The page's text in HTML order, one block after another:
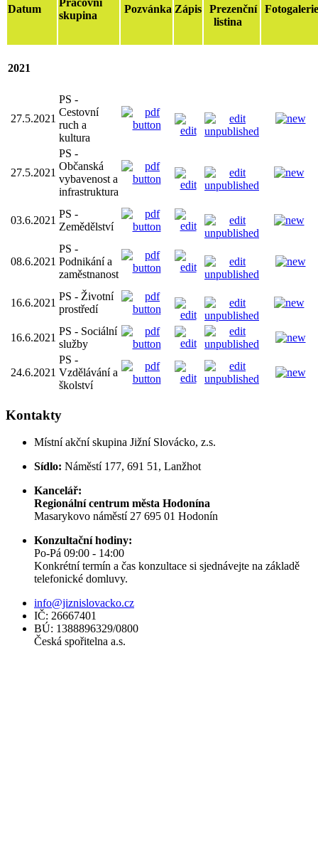
Datum
Pracovní
skupina
Pozvánka Zápis
Prezenční
listina
Fotogalerie
2021
27.5.2021
PS -
Cestovní
ruch a
kultura
27.5.2021
PS -
Občanská
vybavenost a
infrastruktura
03.6.2021
PS -
Zemědělství
08.6.2021
PS -
Podnikání a
zaměstnanost
16.6.2021
PS - Životní
prostředí
16.6.2021
PS - Sociální
služby
24.6.2021
PS -
Vzdělávání a
školství
Kontakty
Místní akční skupina Jižní Slovácko, z.s.
Sídlo: Náměstí 177, 691 51, Lanžhot
Kancelář:
Regionální centrum města Hodonína
Masarykovo náměstí 27 695 01 Hodonín
Konzultační hodiny:
Po-Pá 09:00 - 14:00
Konkrétní termín a čas konzultace si sjednávejte na základě
telefonické domluvy.
info@jiznislovacko.cz
IČ: 26667401
BÚ: 1388896329/0800
Česká spořitelna a.s.